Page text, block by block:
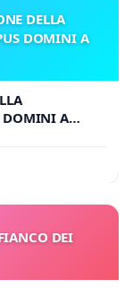
DELLA
DOMINI A
DOMINI A
DEI